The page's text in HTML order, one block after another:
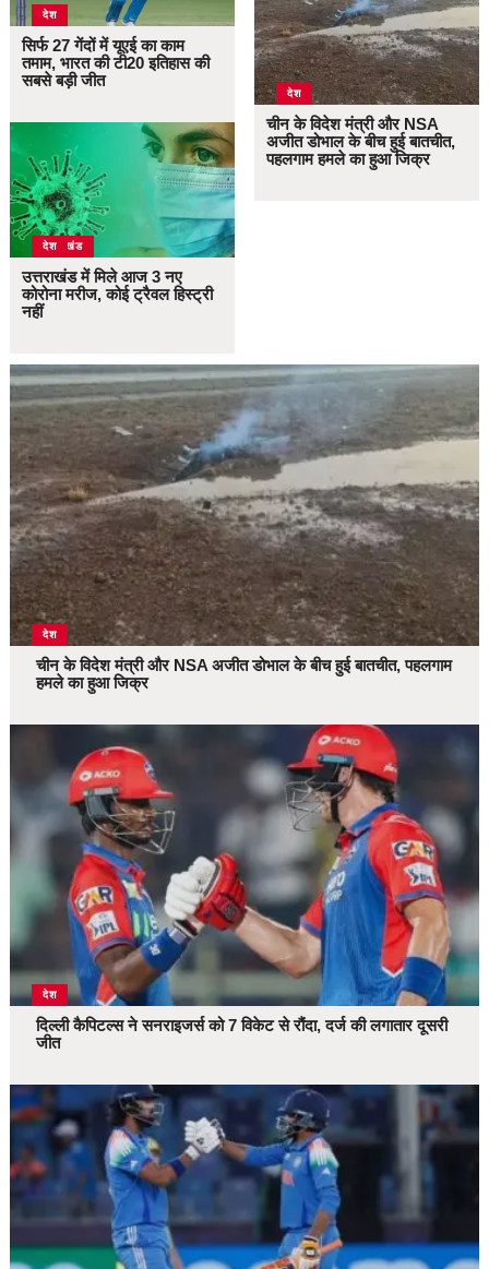
देश
सिर्फ 27 गेंदों में यूएई का काम
तमाम, भारत की टी20 इतिहास की
सबसे बड़ी जीत
उत्तराखंड
देश
उत्तराखंड में मिले आज 3 नए
कोरोना मरीज, कोई ट्रैवल हिस्ट्री
नहीं
देश
चीन के विदेश मंत्री और NSA
अजीत डोभाल के बीच हुई बातचीत,
पहलगाम हमले का हुआ जिक्र
देश
चीन के विदेश मंत्री और NSA अजीत डोभाल के बीच हुई बातचीत, पहलगाम
हमले का हुआ जिक्र
देश
दिल्ली कैपिटल्स ने सनराइजर्स को 7 विकेट से रौंदा, दर्ज की लगातार दूसरी
जीत